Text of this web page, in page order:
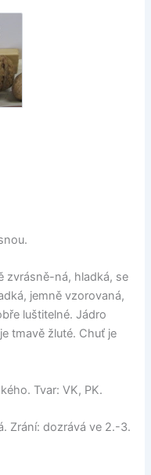
zvrásně-ná, hladká, se
jemně vzorovaná,
luštitelné. Jádro
tmavě žluté. Chuť je
Tvar: VK, PK.
Zrání: dozrává ve 2.-3.